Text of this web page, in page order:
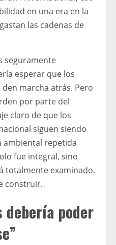
en una era en la
las cadenas de
seguramente
esperar que los
marcha atrás. Pero
por parte del
claro de que los
siguen siendo
ambiental repetida
fue integral, sino
totalmente examinado.
construir.
debería poder